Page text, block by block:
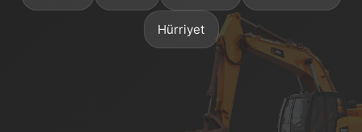
Hürriyet